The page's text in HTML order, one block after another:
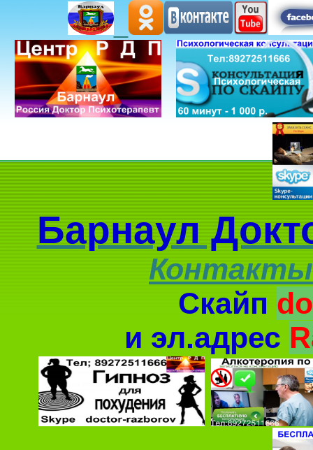
Барнаул
Контакты
Скайп
и эл.адрес